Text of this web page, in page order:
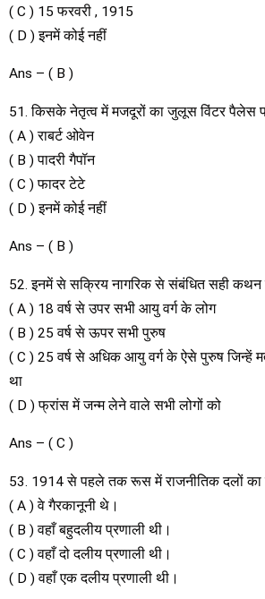
( C ) 15 फरवरी , 1915
( D ) इनमें कोई नहीं
Ans – ( B )
51. किसके नेतृत्व में मजदूरों का जुलूस विंटर पैलेस
( A ) राबर्ट ओवेन
( B ) पादरी गैपॉन
( C ) फादर टेटे
( D ) इनमें कोई नहीं
Ans – ( B )
52. इनमें से सक्रिय नागरिक से संबंधित सही कथन
( A ) 18 वर्ष से उपर सभी आयु वर्ग के लोग
( B ) 25 वर्ष से ऊपर सभी पुरुष
( C ) 25 वर्ष से अधिक आयु वर्ग के ऐसे पुरुष जिन्हें
था
( D ) फ्रांस में जन्म लेने वाले सभी लोगों को
Ans – ( C )
53. 1914 से पहले तक रूस में राजनीतिक दलों का
( A ) वे गैरकानूनी थे।
( B ) वहाँ बहुदलीय प्रणाली थी।
( C ) वहाँ दो दलीय प्रणाली थी।
( D ) वहाँ एक दलीय प्रणाली थी।